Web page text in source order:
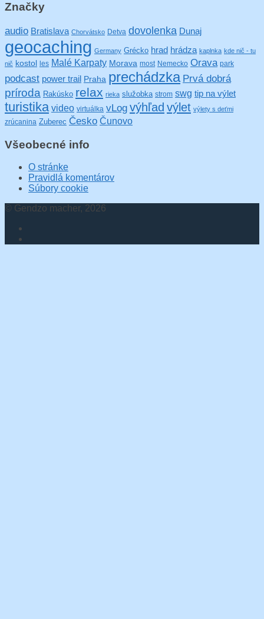
Značky
audio Bratislava Chorvátsko Detva dovolenka Dunaj
geocaching Germany Grécko hrad hrádza kaplnka kde nič - tu
nič kostol les Malé Karpaty Morava most Nemecko Orava park
podcast power trail Praha prechádzka Prvá dobrá
príroda Rakúsko relax rieka služobka strom swg tip na výlet
turistika video virtuálka vLog výhľad výlet výlety s deťmi
zrúcanina Zuberec Česko Čunovo
Všeobecné info
O stránke
Pravidlá komentárov
Súbory cookie
© Gendzo macher, 2026